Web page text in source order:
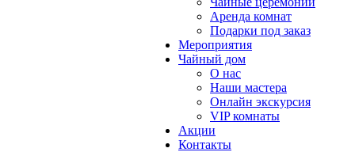
Аренда комнат
Подарки под заказ
Мероприятия
Чайный дом
О нас
Наши мастера
Онлайн экскурсия
VIP комнаты
Акции
Контакты